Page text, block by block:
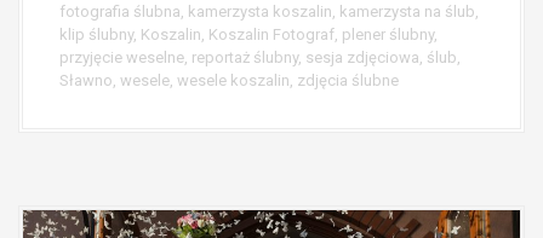
fotografia ślubna, kamerzysta koszalin, kamerzysta na ślub,
klip ślubny, Koszalin, Koszalin Fotograf, plener ślubny,
przyjęcie weselne, reportaż ślubny, sesja zdjęciowa, ślub,
Sławno, wesele, wesele koszalin, zdjęcia ślubne